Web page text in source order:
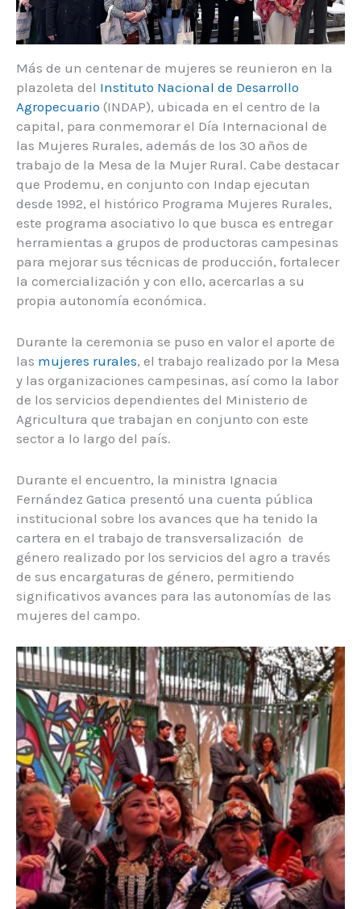
Más de un centenar de mujeres se reunieron en la
plazoleta del Instituto Nacional de Desarrollo
Agropecuario (INDAP), ubicada en el centro de la
capital, para conmemorar el Día Internacional de
las Mujeres Rurales, además de los 30 años de
trabajo de la Mesa de la Mujer Rural. Cabe destacar
que Prodemu, en conjunto con Indap ejecutan
desde 1992, el histórico Programa Mujeres Rurales,
este programa asociativo lo que busca es entregar
herramientas a grupos de productoras campesinas
para mejorar sus técnicas de producción, fortalecer
la comercialización y con ello, acercarlas a su
propia autonomía económica.
Durante la ceremonia se puso en valor el aporte de
las mujeres rurales, el trabajo realizado por la Mesa
y las organizaciones campesinas, así como la labor
de los servicios dependientes del Ministerio de
Agricultura que trabajan en conjunto con este
sector a lo largo del país.
Durante el encuentro, la ministra Ignacia
Fernández Gatica presentó una cuenta pública
institucional sobre los avances que ha tenido la
cartera en el trabajo de transversalización de
género realizado por los servicios del agro a través
de sus encargaturas de género, permitiendo
significativos avances para las autonomías de las
mujeres del campo.